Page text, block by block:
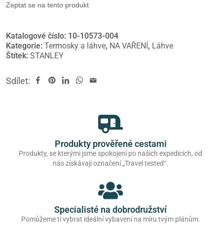
Zeptat se na tento produkt
Katalogové číslo: 10-10573-004
Kategorie: Termosky a láhve, NA VAŘENÍ, Láhve
Štítek: STANLEY
Sdílet:
Produkty prověřené cestami
Produkty, se kterými jsme spokojení po našich expedicích, od
nás získávají označení „Travel tested“.
Specialisté na dobrodružství
Pomůžeme ti vybrat ideální vybavení na míru tvým plánům.